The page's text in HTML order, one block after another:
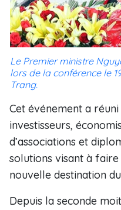
Le Premier ministre
lors de la conférence le
Trang.
Cet événement a
investisseurs,
d’associations et
solutions visant à
nouvelle destination
Depuis la seconde